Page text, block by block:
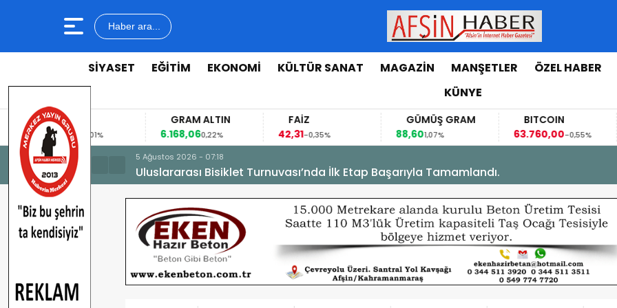
Haber ara...
SİYASET EĞİTİM EKONOMİ KÜLTÜR SANAT MAGAZİN MANŞETLER ÖZEL HABER
KÜNYE
0,01%
6.168,06
FAİZ
42,31
88,60
BITCOIN
63.760,00
-0,55%
63,1184
5 Ağustos 2026 - 07:18
Uluslararası Bisiklet Turnuvası’nda İlk Etap Başarıyla Tamamlandı.